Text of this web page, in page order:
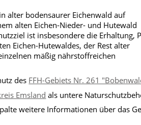
alter bodensaurer Eichenwald auf
alten Eichen-Nieder- und Hutewald
ist insbesondere die Erhaltung,
Eichen-Hutewaldes, der Rest alter
mäßig nährstoffreichen
des FFH-Gebiets Nr. 261
Emsland als untere
weitere Informationen über das